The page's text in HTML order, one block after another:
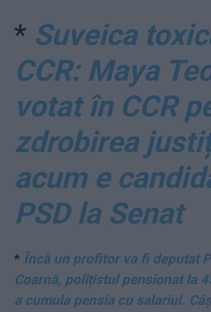
* Suveica
CCR: Maya
votat în CCR
zdrobirea
acum e
PSD la Senat
* Încă un profitor va fi deputat
Coarnă, polițistul pensionat la
a cumula pensia cu salariul.